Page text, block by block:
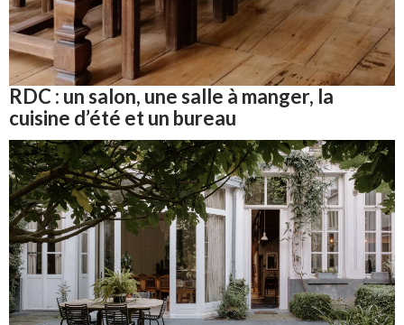
RDC : un salon, une salle à manger, la
cuisine d’été et un bureau